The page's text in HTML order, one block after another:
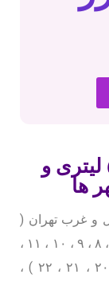
اجاره دستگاه اکسیژن ساز ۵ لیتری و
و غرب تهران (
منطقه های / مناطق ۱ ، ۲ ، ۳ ، ۴ ، ۵ ، ۶ ، ۷ ، ۸ ، ۹ ، ۱۰ ، ۱۱ ،
۱۲ ، ۱۳ ، ۱۴ ، ۱۵ ، ۱۶ ، ۱۷ ، ۱۸ ، ۱۹ ، ۲۰ ، ۲۱ ، ۲۲ ) ،